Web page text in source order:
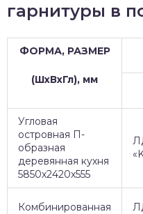
гарнитуры в
ФОРМА, РАЗМЕР
(ШхВхГл), мм
Угловая
островная П-
образная
деревянная кухня
5850х2420х555
Комбинированная